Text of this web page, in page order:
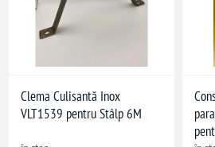
Clema Culisantă Inox
VLT1539 pentru Stâlp 6M